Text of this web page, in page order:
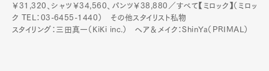
￥31,320、シャツ￥34,560、パンツ￥38,880／すべて【ミロック】（ミロッ
ク TEL：03-6455-1440） その他スタイリスト私物
スタイリング：三田真一（KiKi inc.） ヘア＆メイク：ShinYa（PRIMAL）